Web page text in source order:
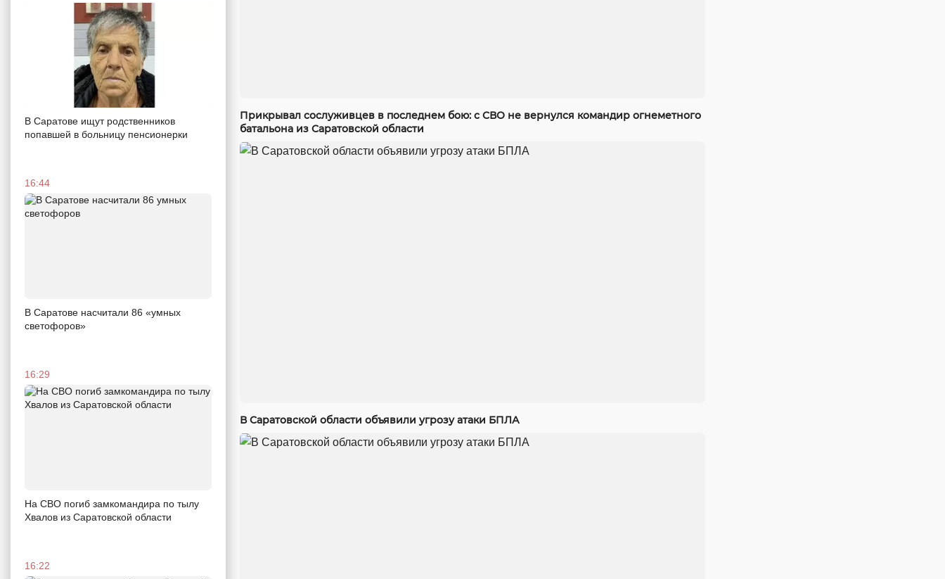
В Саратове ищут родственников
попавшей в больницу пенсионерки
16:44
В Саратове насчитали 86 «умных
светофоров»
16:29
На СВО погиб замкомандира по тылу
Хвалов из Саратовской области
16:22
Прикрывал сослуживцев в последнем бою: с СВО не вернулся командир огнеметного
батальона из Саратовской области
В Саратовской области объявили угрозу атаки БПЛА